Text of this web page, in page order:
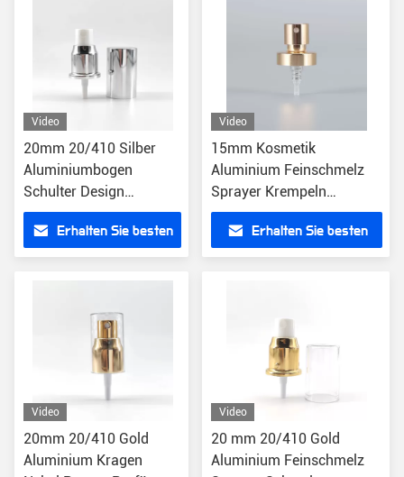
Video
20mm 20/410 Silber
Aluminiumbogen
Schulter Design
Nebelpumpe Sprayer für
ParfümErhalten Sie besten
Video
15mm Kosmetik
Aluminium Feinschmelz
Sprayer Krempeln
Parfümpumpe für Flasche
Erhalten Sie besten
Video
20mm 20/410 Gold
Aluminium Kragen
Video
20 mm 20/410 Gold
Aluminium Feinschmelz